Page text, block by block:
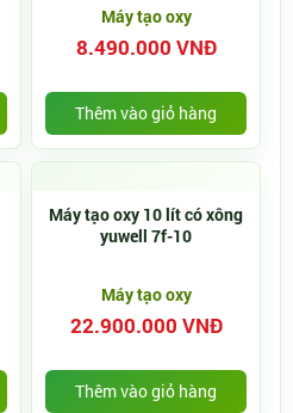
Máy tạo oxy
8.490.000 VNĐ
Thêm vào giỏ hàng
Máy tạo oxy 10 lít có xông
yuwell 7f-10
Máy tạo oxy
22.900.000 VNĐ
Thêm vào giỏ hàng